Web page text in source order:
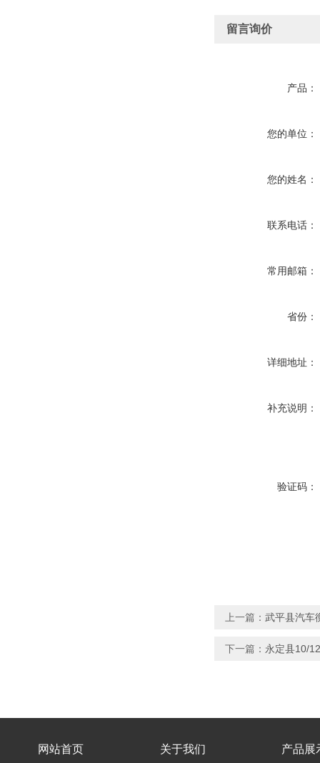
留言询价
产品：
您的单位：
您的姓名：
联系电话：
常用邮箱：
省份：
详细地址：
补充说明：
验证码：
上一篇： 武平县汽车
下一篇： 永定县10/
网站首页 关于我们 产品展